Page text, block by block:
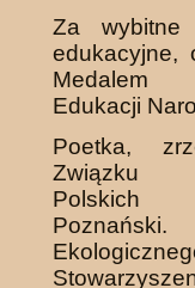
Za wybitne
edukacyjne,
Edukacji
Poetka,
Związku
Polskich